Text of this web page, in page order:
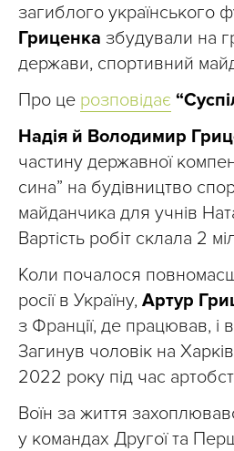
загиблого українського
Гриценка збудували на
держави, спортивний
Про це розповідає
Надія й Володимир
частину державної
сина” на будівництво
майданчика для учнів
Вартість робіт склала 2
Коли почалося
росії в Україну, Артур
з Франції, де працював, і
Загинув чоловік на
2022 року під час
Воїн за життя
у командах Другої та